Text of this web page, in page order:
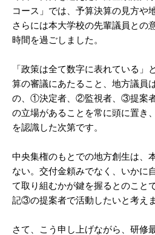
コース」では、予算決算の見方や
さらには本大学校の先輩議員との
時間を過ごしました。
「政策は全て数字に表れている」
算の審議にあたること、地方議員
の、①決定者、②監視者、③提案
の立場があることを常に頭に置き
を認識した次第です。
中央集権のもとでの地方創生は、
ない。交付金頼みでなく、いかに
て取り組むかが鍵を握るとのこと
記③の提案者で活動したいと考えま
さて、こう申し上げながら、研修